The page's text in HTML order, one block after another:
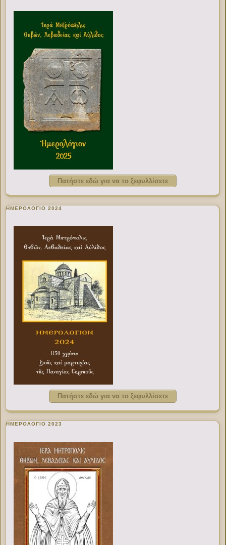
Πατήστε εδώ για να το ξεφυλλίσετε
ΗΜΕΡΟΛΟΓΙΟ 2024
Πατήστε εδώ για να το ξεφυλλίσετε
ΗΜΕΡΟΛΟΓΙΟ 2023